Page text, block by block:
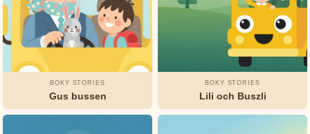
Okänd
Oscar
Rudyard
BOKY STORIES
Gus bussen
BOKY STORIES
Lili och Buszli